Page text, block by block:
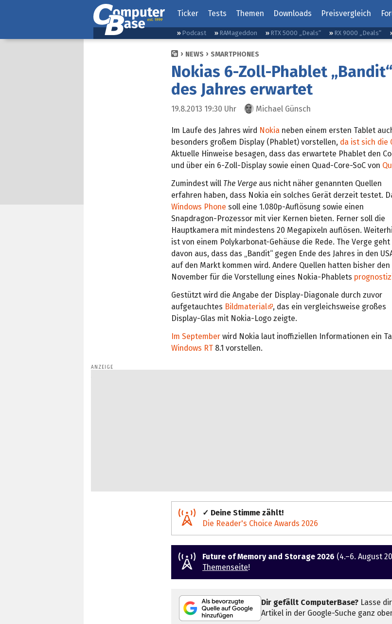
Ticker Tests Themen Downloads Preisvergleich
Podcast RAMageddon RTX 5000 „Deals“ RX 9000 „Deals“
NEWS SMARTPHONES
Nokias 6-Zoll-Phablet
des Jahres erwartet
19.8.2013 19:30 Uhr Michael Günsch
Im Laufe des Jahres wird Nokia neben einem ersten Tablet
besonders großem Display (Phablet) vorstellen, da ist sich die
Aktuelle Hinweise besagen, dass das erwartete Phablet den
und über ein 6-Zoll-Display sowie einen Quad-Core-SoC von
Zumindest will The Verge aus nicht näher genannten Quellen
erfahren haben, dass Nokia ein solches Gerät derzeit testet.
Windows Phone soll eine 1.080p-Auflösung sowie einen
Snapdragon-Prozessor mit vier Kernen bieten. Ferner soll die
Hauptkamera mit mindestens 20 Megapixeln auflösen.
ist von einem Polykarbonat-Gehäuse die Rede. The Verge geht
davon aus, dass das „Bandit“ gegen Ende des Jahres in den
auf den Markt kommen wird. Andere Quellen hatten bisher den
November für die Vorstellung eines Nokia-Phablets
Gestützt wird die Angabe der Display-Diagonale durch zuvor
aufgetauchtes Bildmaterial
, das ein vergleichsweise großes
Display-Glas mit Nokia-Logo zeigte.
Im September wird Nokia laut inoffiziellen Informationen ein
Windows RT 8.1 vorstellen.
✓ Deine Stimme zählt!
Die Reader's Choice Awards 2026
Future of Memory and Storage 2026 (4.–6. August
Themenseite!
Dir gefällt ComputerBase? Lasse
Artikel in der Google-Suche ganz